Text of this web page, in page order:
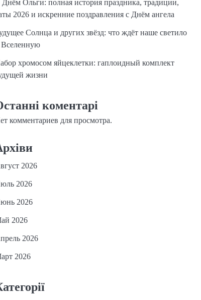
Ольги: полная история праздника, традиции,
2026 и искренние поздравления с Днём ангела
Солнца и других звёзд: что ждёт наше светило
хромосом яйцеклетки: гаплоидный комплект
жизни
коментарі
комментариев для просмотра.
2026
2026
2026
2026
2026
2026